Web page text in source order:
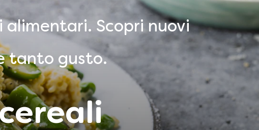
alimentari. Scopri nuovi
tanto gusto.